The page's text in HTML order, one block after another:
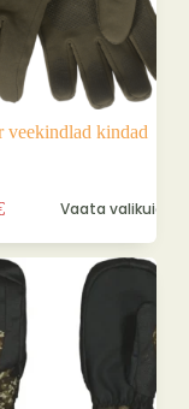
veekindlad kindad
Vaata valikuid